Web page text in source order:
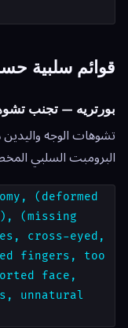
قوائم سلبية
بورتريه — تجنب
البرومبت السلبي
(deformed
(missing
cross-eyed,
fingers, too
face,
unnatural